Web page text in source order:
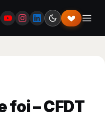
foi – CFDT